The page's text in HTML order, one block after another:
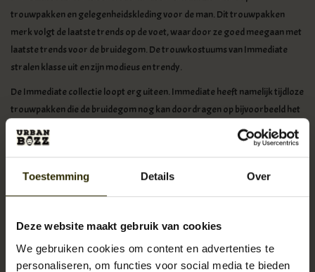
Toestemming Details Over
Deze website maakt gebruik van cookies
We gebruiken cookies om content en advertenties te
personaliseren, om functies voor social media te bieden
trouwpakken en gelegenheidskleding voor de man. Dit trouwpakken
merk volgt de laatste trends op de voet, waardoor ze goed meegaan met
laatste trends voor de bruidegom. De trouwkostuums van Immediate
stralen klasse uit en zijn modieus en trendy.
De Immediate collectie loopt erg uiteen. Immediate heeft namelijk tijdloze
trouwpakken die de bruidegom nog kan doordragen op bijvoorbeeld het
werk of speciale gelegenheden. Maar de collectie biedt ook trendy en
opvallende trouwkostuums. Dus voor iedere bruidegom wat wils! Laat je